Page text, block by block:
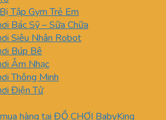
Tập Gym Trẻ Em
Bác Sỹ – Sữa Chữa
Siêu Nhân Robot
Búp Bê
Âm Nhạc
Thông Minh
Điện Tử
hàng tại ĐỒ CHƠI BabyKing